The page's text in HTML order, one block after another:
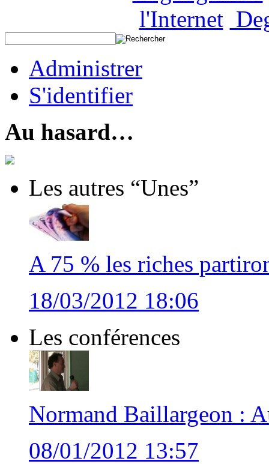
Administrer
S'identifier
Au hasard…
Les autres “Unes”
A 75 % les riches
18/03/2012 18:06
Les conférences
Normand Baillargeon :
08/01/2012 13:57